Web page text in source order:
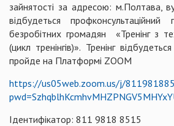
зайнятості за адресою: м.Полтава,
відбудеться
безробітних громадян «Тренінг з
(цикл тренінгів)». Тренінг
пройде на Платформі ZOOM
https://us05web.zoom.us/j/
Ідентифікатор: 811 9818 8515